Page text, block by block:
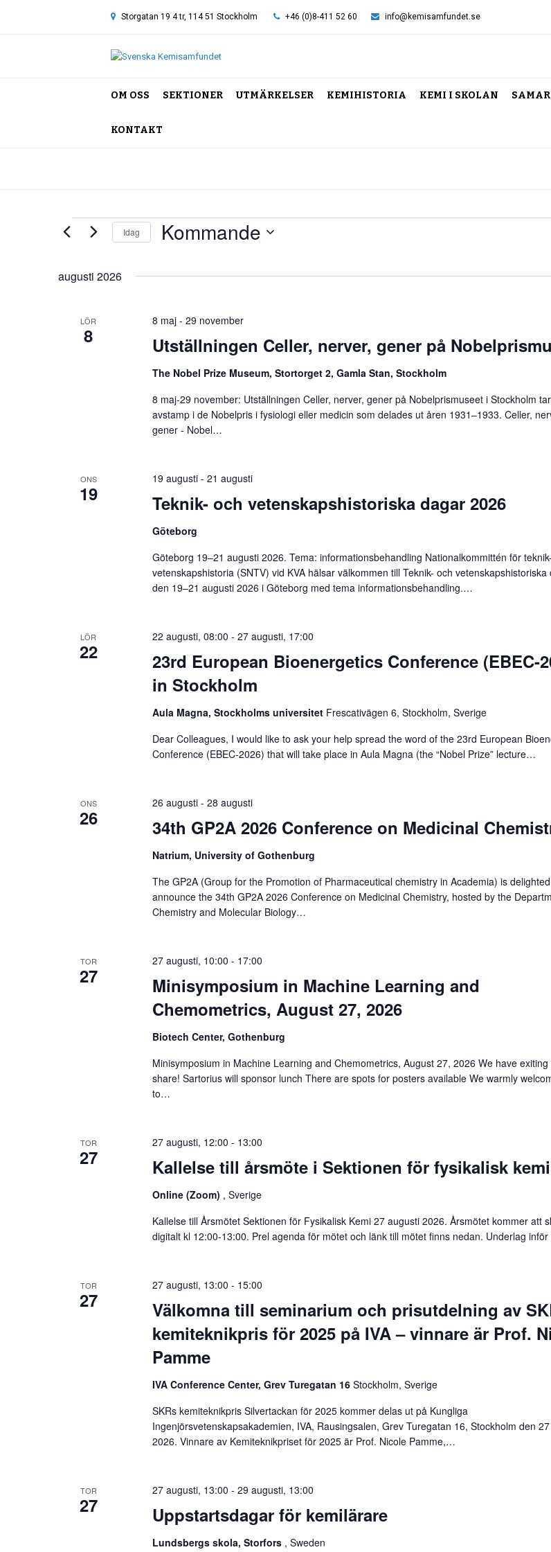
Storgatan 19 4 tr, 114 51 Stockholm +46 (0)8-411 52 60 info@kemisamfundet.se
OM OSS SEKTIONER UTMÄRKELSER KEMIHISTORIA KEMI I SKOLAN
KONTAKT
Event Idag Kommande
augusti 2026
LÖR
8 Utställningen Celler, nerver, gener på
8 maj- 29 november
The Nobel Prize Museum, Stortorget 2, Gamla Stan, Stockholm
8 maj-29 november: Utställningen Celler, nerver, gener på Nobelprismuseet i Stockholm tar
avstamp i de Nobelpris i fysiologi eller medicin som delades ut åren 1931–1933. Celler,
gener - Nobel…
ONS
19 Teknik- och vetenskapshistoriska dagar 2026
19 augusti- 21 augusti
Göteborg
Göteborg 19–21 augusti 2026. Tema: informationsbehandling Nationalkommittén för
vetenskapshistoria (SNTV) vid KVA hälsar välkommen till Teknik- och vetenskapshistoriska
den 19–21 augusti 2026 i Göteborg med tema informationsbehandling.…
LÖR
22
23rd European Bioenergetics Conference (EBEC-
in Stockholm
22 augusti, 08:00 - 27 augusti, 17:00
Aula Magna, Stockholms universitet Frescativägen 6, Stockholm, Sverige
Dear Colleagues, I would like to ask your help spread the word of the 23rd European
Conference (EBEC-2026) that will take place in Aula Magna (the “Nobel Prize” lecture…
ONS
26 34th GP2A 2026 Conference on Medicinal
26 augusti- 28 augusti
Natrium, University of Gothenburg
The GP2A (Group for the Promotion of Pharmaceutical chemistry in Academia) is
announce the 34th GP2A 2026 Conference on Medicinal Chemistry, hosted by the
Chemistry and Molecular Biology…
TOR
27
Minisymposium in Machine Learning and
Chemometrics, August 27, 2026
27 augusti, 10:00 - 17:00
Biotech Center, Gothenburg
Minisymposium in Machine Learning and Chemometrics, August 27, 2026 We have exiting
share! Sartorius will sponsor lunch There are spots for posters available We warmly
to…
TOR
27 Kallelse till årsmöte i Sektionen för fysikalisk kemi
27 augusti, 12:00 - 13:00
Online (Zoom) , Sverige
Kallelse till Årsmötet Sektionen för Fysikalisk Kemi 27 augusti 2026. Årsmötet kommer att
digitalt kl 12:00-13:00. Prel agenda för mötet och länk till mötet finns nedan. Underlag
TOR
27
Välkomna till seminarium och prisutdelning av
kemiteknikpris för 2025 på IVA – vinnare är Prof.
Pamme
27 augusti, 13:00 - 15:00
IVA Conference Center, Grev Turegatan 16 Stockholm, Sverige
SKRs kemiteknikpris Silvertackan för 2025 kommer delas ut på Kungliga
Ingenjörsvetenskapsakademien, IVA, Rausingsalen, Grev Turegatan 16, Stockholm den
2026. Vinnare av Kemiteknikpriset för 2025 är Prof. Nicole Pamme,…
TOR
27 Uppstartsdagar för kemilärare
27 augusti, 13:00 - 29 augusti, 13:00
Lundsbergs skola, Storfors , Sweden